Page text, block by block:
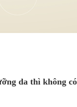
da thì không